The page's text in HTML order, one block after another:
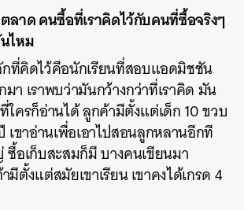
ลาด คนซื้อที่เราคิดไว้กับคนที่ซื้อจริงๆ
ไหม
ที่คิดไว้คือนักเรียนที่สอบแอดมิชชัน
า เราพบว่ามันกว้างกว่าที่เราคิด มัน
ใครก็อ่านได้ ลูกค้ามีตั้งแต่เด็ก 10 ขวบ
ขาอ่านเพื่อเอาไปสอนลูกหลานอีกที
อเก็บสะสมก็มี บางคนเขียนมา
ตั้งแต่สมัยเขาเรียน เขาคงได้เกรด 4
TWEET LINE EMAIL